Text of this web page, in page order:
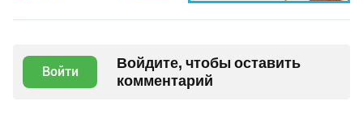
Войти
Войдите, чтобы оставить
комментарий